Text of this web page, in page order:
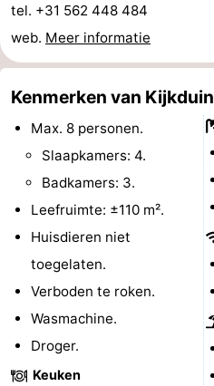
centra
Natuur
Rondleidingen
Sporten
Zwembaden
Fietsen
-
Wandelen
Paardrijden
-
Surfen
tel. +31 562 448 484
web. Meer informatie
Kenmerken van Kijkduin
Max. 8 personen.
Slaapkamers: 4.
Badkamers: 3.
Leefruimte: ±110 m².
Huisdieren niet
toegelaten.
Verboden te roken.
Wasmachine.
Droger.
Keuken